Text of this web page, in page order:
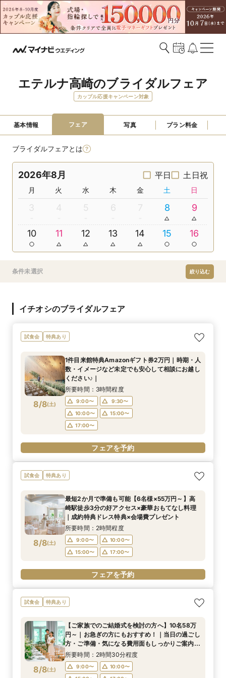
エテルナ高崎のブライダルフェア
カップル応援キャンペーン対象
基本情報 フェア 写真 プラン料金
ブライダルフェアとは
2026年8月 平日 土日祝
月 火 水 木 金 土 日
3 4 5 6 7 8 9
10 11 12 13 14 15 16
条件未選択 絞り込む
イチオシのブライダルフェア
試食会 特典あり
8/8(土)
1件目来館特典Amazonギフト券2万円｜時期・人
数・イメージなど未定でも安心して相談にお越し
ください♪｜
所要時間：3時間程度
9:00〜
9:30〜
10:00〜
15:00〜
17:00〜
フェアを予約
試食会 特典あり
8/8(土)
最短2か月で準備も可能【6名様×55万円～】高
崎駅徒歩3分の好アクセス×豪華おもてなし料理
｜成約特典ドレス特典×会場費プレゼント
所要時間：2時間程度
9:00〜
10:00〜
15:00〜
17:00〜
フェアを予約
試食会 特典あり
8/8(土)
【ご家族でのご結婚式を検討の方へ】10名58万
円～｜お急ぎの方にもおすすめ！｜当日の過ごし
方・ご準備・気になる費用面もしっかりご案内｜
マイナビ限定特典あり
所要時間：2時間30分程度
9:00〜
10:00〜